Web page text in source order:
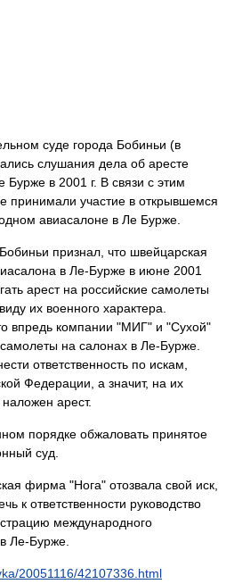
суде города Бобиньи (в
слушания дела об аресте
Бурже в 2001 г. В связи с этим
принимали участие в открывшемся
авиасалоне в Ле Бурже.
признал, что швейцарская
в Ле-Бурже в июне 2001
арест на российские самолеты
их военного характера.
впредь компании "МИГ" и "Сухой"
на салонах в Ле-Бурже.
ответственность по искам,
Федерации, а значит, на их
арест.
порядке обжаловать принятое
суд.
фирма "Нога" отозвала свой иск,
к ответственности руководство
международного
Ле-Бурже.
20051116/42107336.html